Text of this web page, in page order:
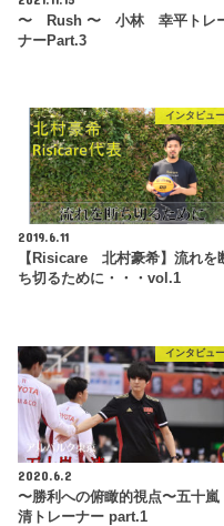
〜 Rush 〜 小林 幸平トレ
ナーPart.3
インタビュー
2019.6.11
【Risicare 北村豪希】流れを
ち切るために・・・vol.1
インタビュー
2020.6.2
〜勝利への俯瞰的視点〜五十
清トレーナー part.1